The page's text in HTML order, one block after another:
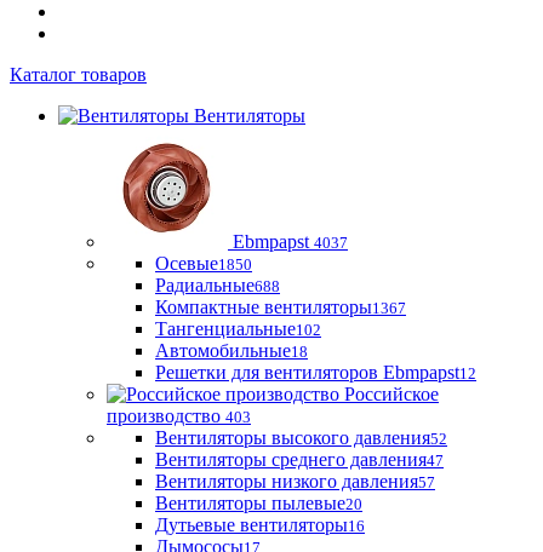
Каталог товаров
Вентиляторы
Ebmpapst 4037
Осевые1850
Радиальные688
Компактные вентиляторы1367
Тангенциальные102
Автомобильные18
Решетки для вентиляторов Ebmpapst12
Российское
производство 403
Вентиляторы высокого давления52
Вентиляторы среднего давления47
Вентиляторы низкого давления57
Вентиляторы пылевые20
Дутьевые вентиляторы16
Дымососы17